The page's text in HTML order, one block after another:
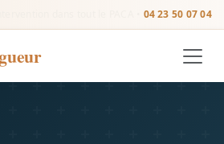
04 23 50 07 04